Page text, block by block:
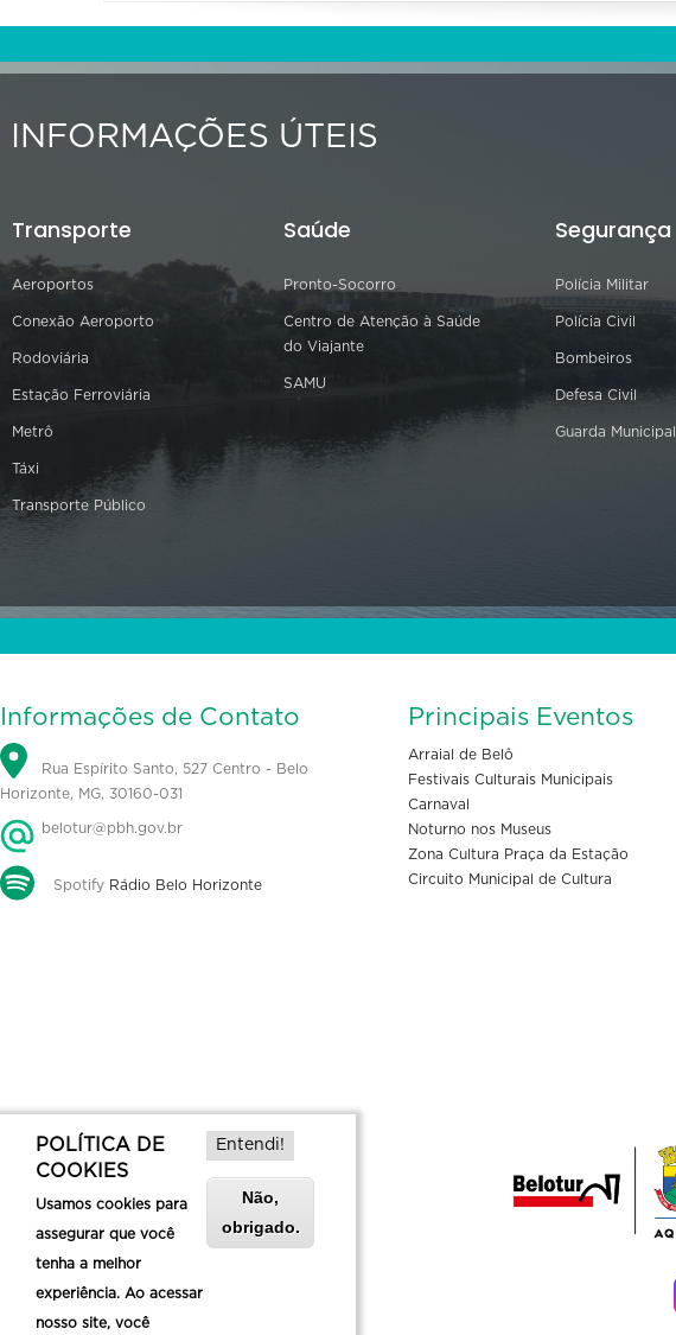
INFORMAÇÕES ÚTEIS
Transporte
Aeroportos
Conexão Aeroporto
Rodoviária
Estação Ferroviária
Metrô
Táxi
Transporte Público
Saúde
Pronto-Socorro
Centro de Atenção à Saúde
do Viajante
SAMU
Segurança
Polícia Militar
Polícia Civil
Bombeiros
Defesa Civil
Guarda Municipal
Informações de Contato
Rua Espírito Santo, 527 Centro - Belo
Horizonte, MG, 30160-031
belotur@pbh.gov.br
Spotify Rádio Belo Horizonte
Principais Eventos
Arraial de Belô
Festivais Culturais Municipais
Carnaval
Noturno nos Museus
Zona Cultura Praça da Estação
Circuito Municipal de Cultura
POLÍTICA DE
COOKIES
Usamos cookies para
assegurar que você
tenha a melhor
experiência. Ao acessar
nosso site, você
Entendi!
Não,
obrigado.